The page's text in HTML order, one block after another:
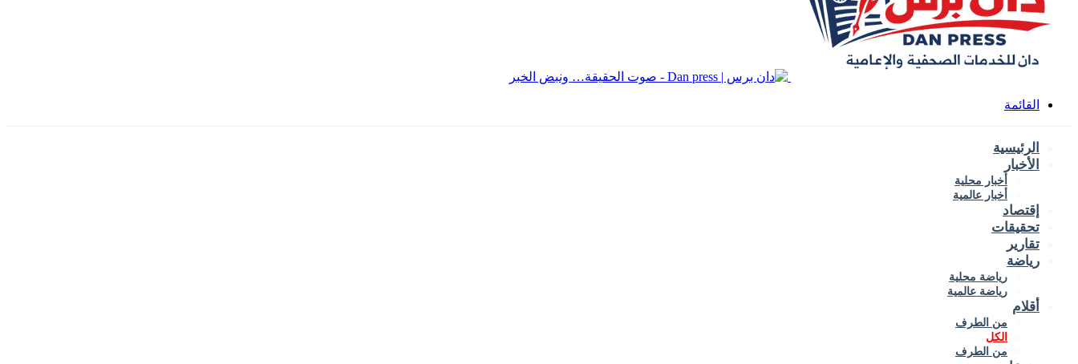
القائمة
الرئيسية
الأخبار
أخبار محلية
أخبار عالمية
إقتصاد
تحقيقات
تقارير
رياضة
رياضة محلية
رياضة عالمية
أقلام
من الطرف
الكل
من الطرف